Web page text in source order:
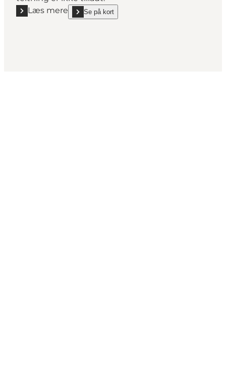
Læs mere
Læs mere "Mommark Marina Shelterplads"
Se på kort
show Mommark Marina Shelterplads on_map